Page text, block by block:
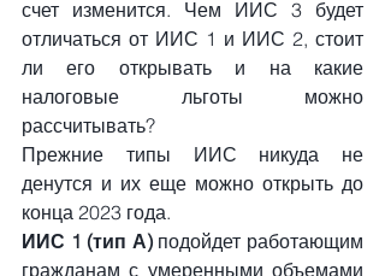
счет изменится. Чем ИИС 3 будет
отличаться от ИИС 1 и ИИС 2, стоит
ли его открывать и на какие
налоговые льготы можно
рассчитывать?
Прежние типы ИИС никуда не
денутся и их еще можно открыть до
конца 2023 года.
ИИС 1 (тип А) подойдет работающим
гражданам с умеренными объемами